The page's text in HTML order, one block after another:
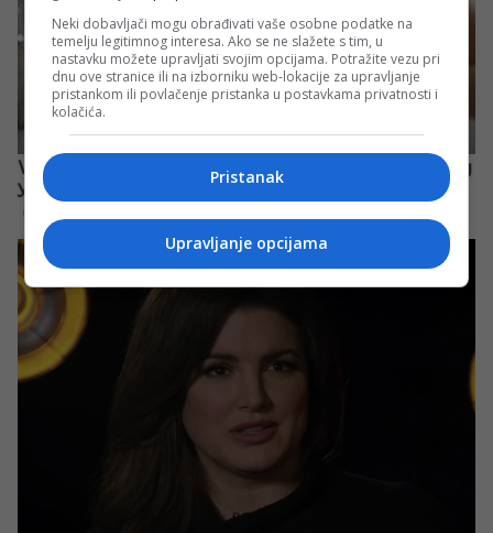
Neki dobavljači mogu obrađivati vaše osobne podatke na
temelju legitimnog interesa. Ako se ne slažete s tim, u
nastavku možete upravljati svojim opcijama. Potražite vezu pri
dnu ove stranice ili na izborniku web-lokacije za upravljanje
pristankom ili povlačenje pristanka u postavkama privatnosti i
kolačića.
Pristanak
Upravljanje opcijama